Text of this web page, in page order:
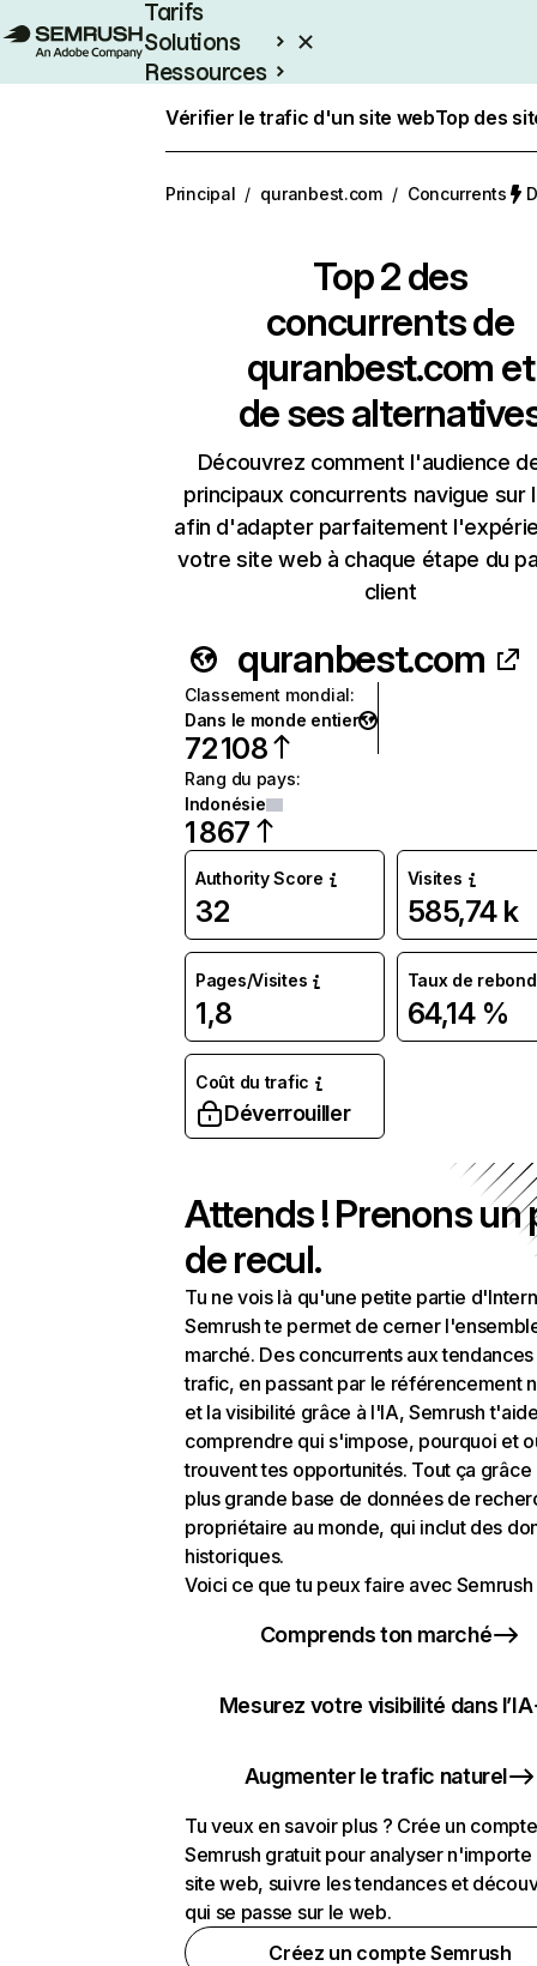
Tarifs
Solutions
Ressources
Vérifier le trafic d'un site webTop des
Principal / quranbest.com / Concurrents
Top 2 des
concurrents de
quranbest.com et
de ses
Découvrez comment l'audience
principaux concurrents navigue sur
afin d'adapter parfaitement
votre site web à chaque étape du
client
quranbest.com
Classement mondial:
Dans le monde entier
72 108
Rang du pays:
Indonésie
1 867
Authority Score
32
Visites
585,74 k
Pages/Visites
1,8
Taux de rebond
64,14 %
Coût du trafic
Déverrouiller
Attends ! Prenons un
de recul.
Tu ne vois là qu'une petite partie
Semrush te permet de cerner
marché. Des concurrents aux
trafic, en passant par le référencement
et la visibilité grâce à l'IA, Semrush
comprendre qui s'impose, pourquoi et
trouvent tes opportunités. Tout ça grâce
plus grande base de données de
propriétaire au monde, qui inclut des
historiques.
Voici ce que tu peux faire avec Semrush
Comprends ton marché
Mesurez votre visibilité dans l’IA
Augmenter le trafic naturel
Tu veux en savoir plus ? Crée un compte
Semrush gratuit pour analyser n'importe
site web, suivre les tendances et
qui se passe sur le web.
Créez un compte Semrush